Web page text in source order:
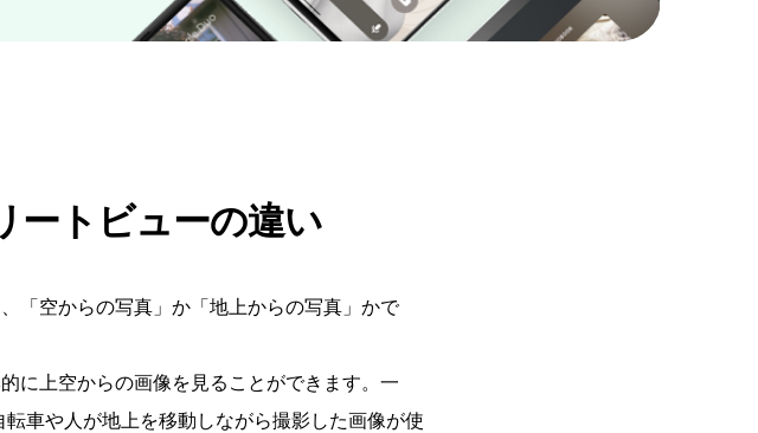
ートビューの違い
「空からの写真」か「地上からの写真」かで
に上空からの画像を見ることができます。一
車や人が地上を移動しながら撮影した画像が使